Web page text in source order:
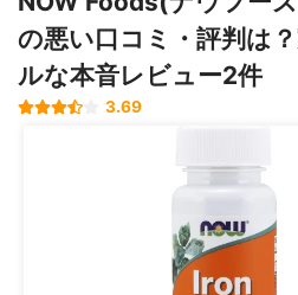
の悪い口コミ・評判は
ルな本音レビュー2件
3.69